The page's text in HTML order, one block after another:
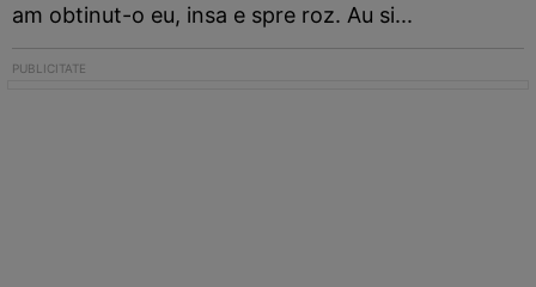
am obtinut-o eu, insa e spre roz. Au si...